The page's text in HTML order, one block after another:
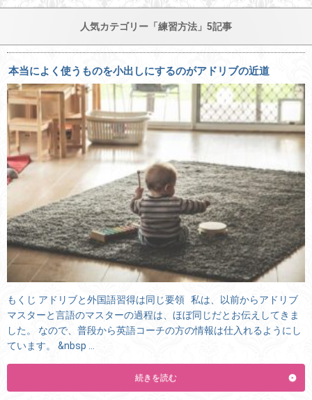
人気カテゴリー「練習方法」5記事
本当によく使うものを小出しにするのがアドリブの近道
もくじ アドリブと外国語習得は同じ要領 私は、以前からアドリブ
マスターと言語のマスターの過程は、ほぼ同じだとお伝えしてきま
した。 なので、普段から英語コーチの方の情報は仕入れるようにし
ています。 &nbsp …
続きを読む